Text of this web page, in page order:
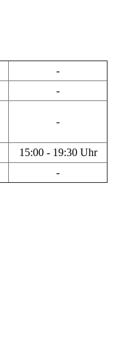
-
-
-
15:00 - 19:30 Uhr
-